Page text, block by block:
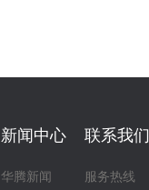
新闻中心
华腾新闻
联系我们
服务热线